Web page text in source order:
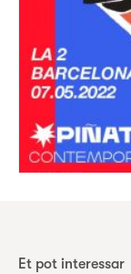
Et pot interessar